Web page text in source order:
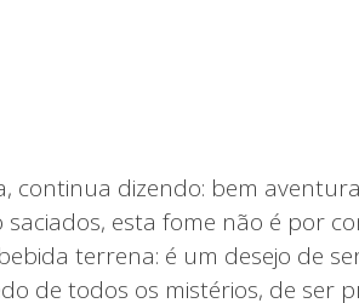
continua dizendo: bem
esta fome não é por
terrena: é um desejo de
de todos os mistérios, de ser